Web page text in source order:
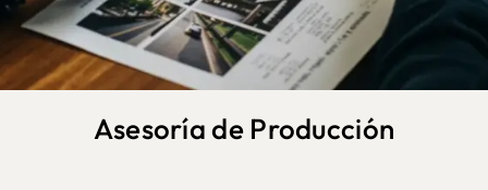
Asesoría de Producción